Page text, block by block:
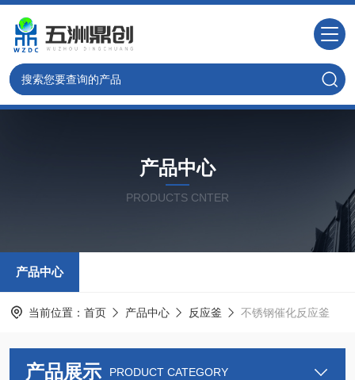
产品中心
PRODUCTS CNTER
产品中心
当前位置： 首页 产品中心 反应釜 不锈钢催化反应釜
产品展示 PRODUCT CATEGORY